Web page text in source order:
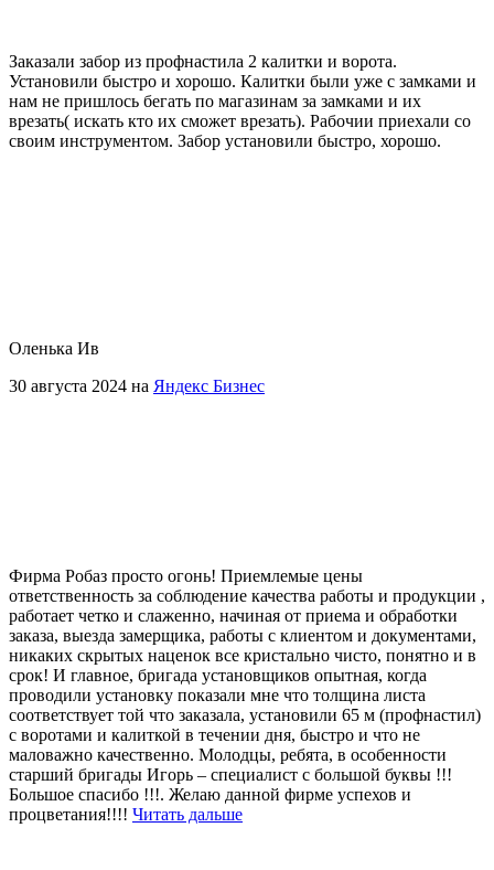
Заказали забор из профнастила 2 калитки и ворота.
Установили быстро и хорошо. Калитки были уже с замками и
нам не пришлось бегать по магазинам за замками и их
врезать( искать кто их сможет врезать). Рабочии приехали со
своим инструментом. Забор установили быстро, хорошо.
Оленька Ив
30 августа 2024 на Яндекс Бизнес
Фирма Робаз просто огонь! Приемлемые цены
ответственность за соблюдение качества работы и продукции ,
работает четко и слаженно, начиная от приема и обработки
заказа, выезда замерщика, работы с клиентом и документами,
никаких скрытых наценок все кристально чисто, понятно и в
срок! И главное, бригада установщиков опытная, когда
проводили установку показали мне что толщина листа
соответствует той что заказала, установили 65 м (профнастил)
с воротами и калиткой в течении дня, быстро и что не
маловажно качественно. Молодцы, ребята, в особенности
старший бригады Игорь – специалист с большой буквы !!!
Большое спасибо !!!. Желаю данной фирме успехов и
процветания!!!! Читать дальше